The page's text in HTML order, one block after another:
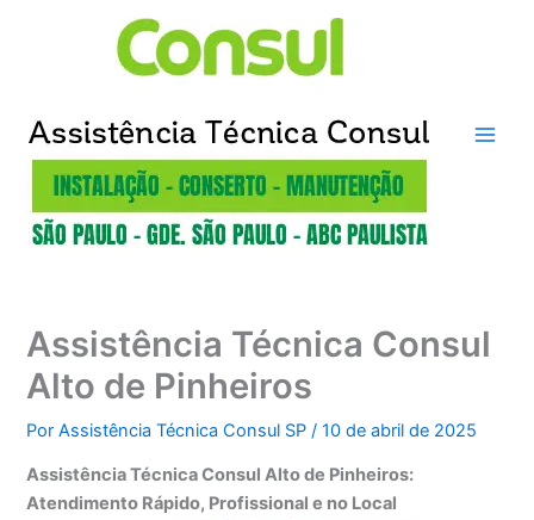
Assistência Técnica Consul
Alto de Pinheiros
PorAssistência Técnica Consul SP/10 de abril de 2025
Assistência Técnica Consul Alto de Pinheiros:
Atendimento Rápido, Profissional e no Local